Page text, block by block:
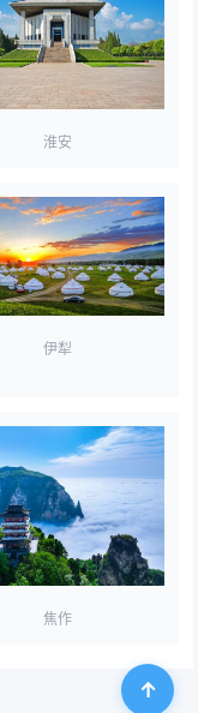
淮安
伊犁
焦作